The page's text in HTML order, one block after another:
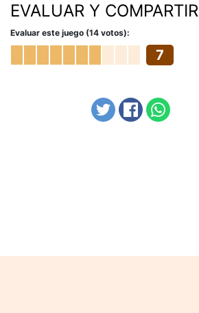
EVALUAR Y COMPARTIR
Evaluar este juego (14 votos):
7